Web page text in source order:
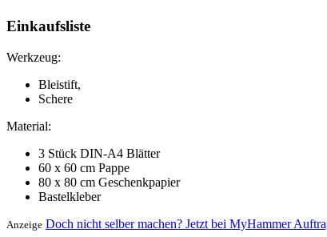
Einkaufsliste
Werkzeug:
Bleistift,
Schere
Material:
3 Stück DIN-A4 Blätter
60 x 60 cm Pappe
80 x 80 cm Geschenkpapier
Bastelkleber
Anzeige Doch nicht selber machen? Jetzt bei MyHammer